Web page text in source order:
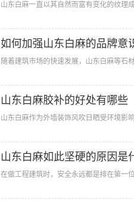
山东白麻一直以其自然而富有变化的纹理
如何加强山东白麻的品牌意
随着建筑市场的快速发展，山东白麻等石
山东白麻胶补的好处有哪些
山东白麻作为外墙装饰风吹日晒受环境影
山东白麻如此坚硬的原因是
在做工程建筑时，安全永远都是排在第一